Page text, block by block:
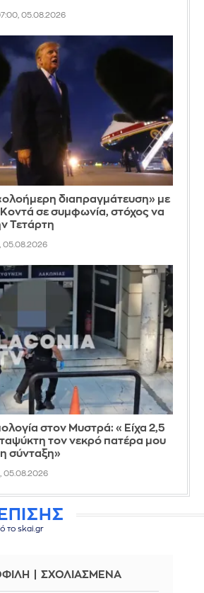
05.08.2026
διαπραγμάτευση» με
Κοντά σε συμφωνία, στόχος να
Τετάρτη
05.08.2026
στον Μυστρά: «Είχα 2,5
τον νεκρό πατέρα μου
σύνταξη»
05.08.2026
το skai.gr
ΣΧΟΛΙΑΣΜΕΝΑ